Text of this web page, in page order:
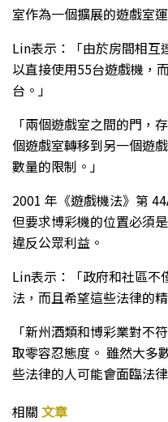
室作為一個擴展的遊戲室
Lin表示：「由於房間相互
以直接使用55台遊戲機，
台。」
「兩個遊戲室之間的門，
個遊戲室轉移到另一個遊
數量的限制。」
2001 年《遊戲機法》第
但要求博彩機的位置必須
違反公眾利益。
Lin表示：「政府和社區不
法，而且希望這些法律的
「新州酒類和博彩業對不
取零容忍態度。 雖然大多
些法律的人可能會面臨法
相關 文章